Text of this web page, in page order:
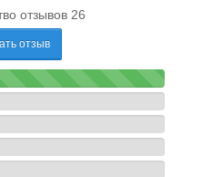
отзывов 26
отзыв